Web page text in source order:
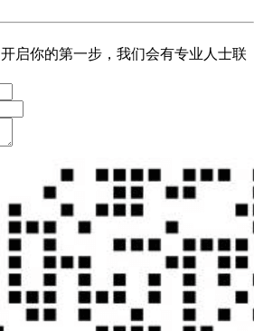
开启你的第一步，我们会有专业人士联